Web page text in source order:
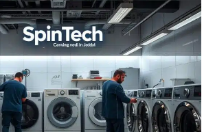
مع
أفضل
شركة
بجدة